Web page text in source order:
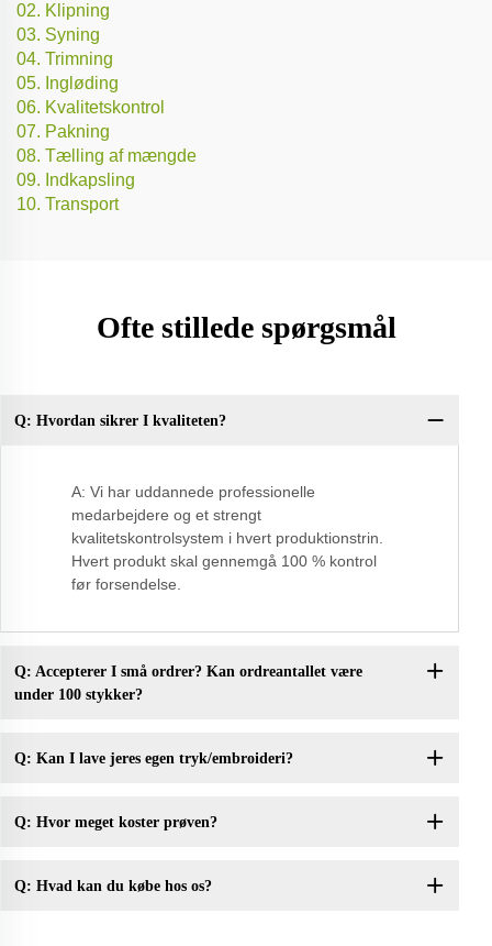
02. Klipning
03. Syning
04. Trimning
05. Ingløding
06. Kvalitetskontrol
07. Pakning
08. Tælling af mængde
09. Indkapsling
10. Transport
Ofte stillede spørgsmål
Q: Hvordan sikrer I kvaliteten?
A: Vi har uddannede professionelle
medarbejdere og et strengt
kvalitetskontrolsystem i hvert produktionstrin.
Hvert produkt skal gennemgå 100 % kontrol
før forsendelse.
Q: Accepterer I små ordrer? Kan ordreantallet være
under 100 stykker?
Q: Kan I lave jeres egen tryk/embroideri?
Q: Hvor meget koster prøven?
Q: Hvad kan du købe hos os?